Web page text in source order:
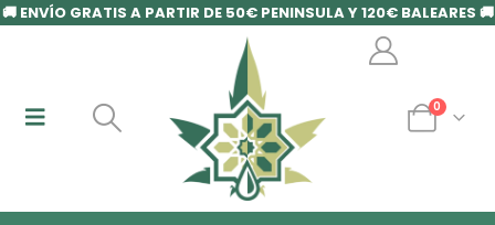
🚚 ENVÍO GRATIS A PARTIR DE 50€ PENINSULA Y 120€ BALEARES 🚚
0